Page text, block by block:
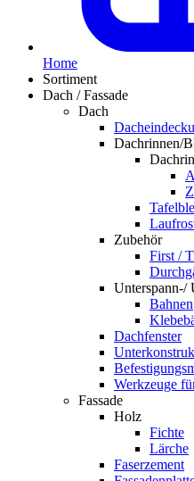
Home
Sortiment
Dach / Fassade
Dach
Dachrinnen/
Zubehör
First /
Unterspann-/
Bahnen
Dachfenster
Werkzeuge
Fassade
Holz
Fichte
Lärche
Faserzement